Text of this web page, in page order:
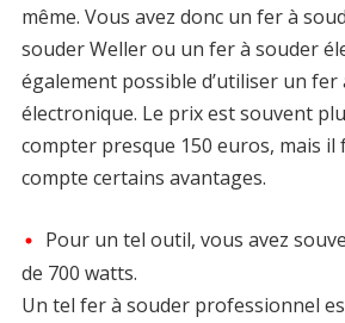
même. Vous avez donc un fer à
souder Weller ou un fer à souder
également possible d’utiliser un fer
électronique. Le prix est souvent
compter presque 150 euros, mais
compte certains avantages.
Pour un tel outil, vous avez
de 700 watts.
Un tel fer à souder professionnel